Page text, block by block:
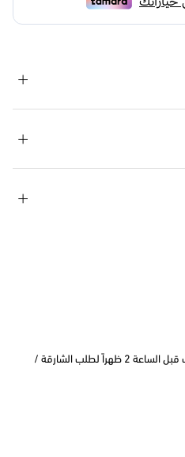
التوصيل في نفس اليوم في دبي اطلب قبل الساعة 2 ظهراً لطلب الشارقة /